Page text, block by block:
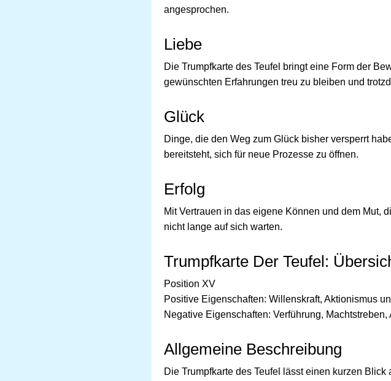
angesprochen.
Liebe
Die Trumpfkarte des Teufel bringt eine Form der
gewünschten Erfahrungen treu zu bleiben und
Glück
Dinge, die den Weg zum Glück bisher versperrt
bereitsteht, sich für neue Prozesse zu öffnen.
Erfolg
Mit Vertrauen in das eigene Können und dem Mut,
nicht lange auf sich warten.
Trumpfkarte Der Teufel:
Position XV
Positive Eigenschaften: Willenskraft, Aktionismus
Negative Eigenschaften: Verführung,
Allgemeine Beschreibung
Die Trumpfkarte des Teufel lässt einen kurzen